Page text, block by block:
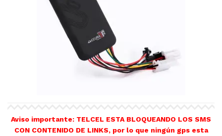
Aviso importante: TELCEL ESTA BLOQUEANDO LOS SMS
CON CONTENIDO DE LINKS, por lo que ningún gps esta